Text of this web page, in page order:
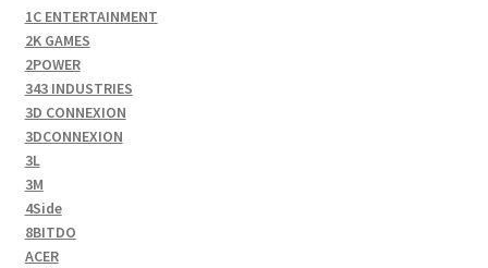
1C ENTERTAINMENT
2K GAMES
2POWER
343 INDUSTRIES
3D CONNEXION
3DCONNEXION
3L
3M
4Side
8BITDO
ACER